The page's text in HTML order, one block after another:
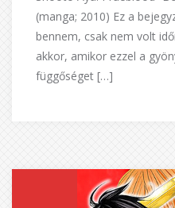
(manga; 2010) Ez a
bennem, csak nem volt
akkor, amikor ezzel a
függőséget […]